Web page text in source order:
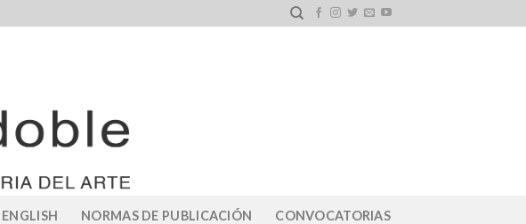
ENGLISH NORMAS DE PUBLICACIÓN CONVOCATORIAS